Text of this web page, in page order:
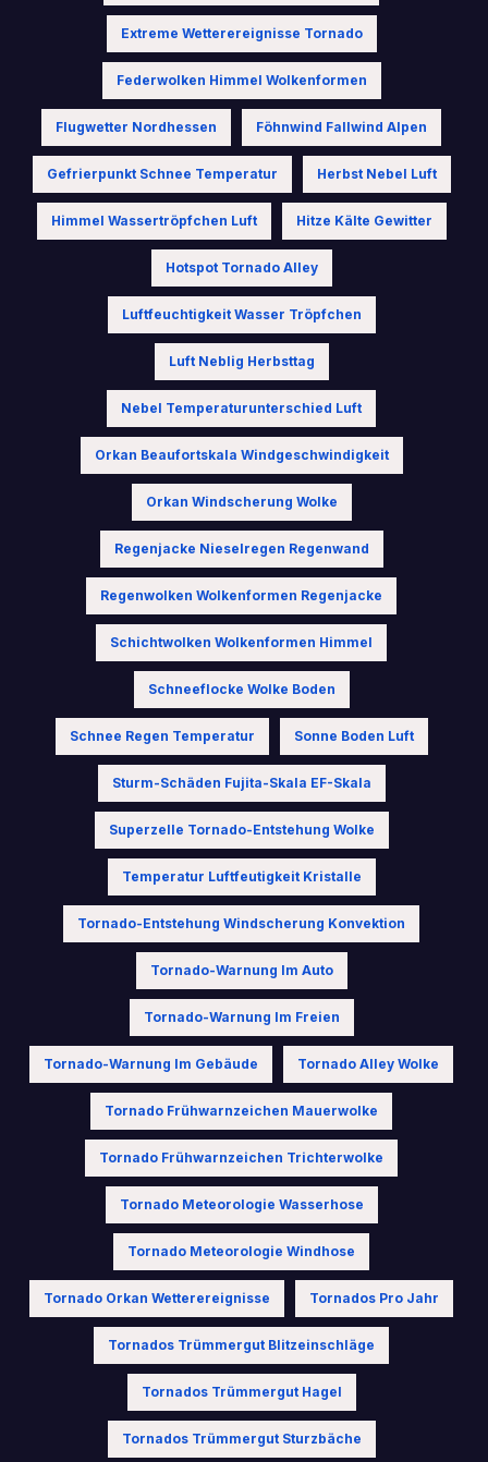
Extreme Wetterereignisse Tornado
Federwolken Himmel Wolkenformen
Flugwetter Nordhessen Föhnwind Fallwind Alpen
Gefrierpunkt Schnee Temperatur Herbst Nebel Luft
Himmel Wassertröpfchen Luft Hitze Kälte Gewitter
Hotspot Tornado Alley
Luftfeuchtigkeit Wasser Tröpfchen
Luft Neblig Herbsttag
Nebel Temperaturunterschied Luft
Orkan Beaufortskala Windgeschwindigkeit
Orkan Windscherung Wolke
Regenjacke Nieselregen Regenwand
Regenwolken Wolkenformen Regenjacke
Schichtwolken Wolkenformen Himmel
Schneeflocke Wolke Boden
Schnee Regen Temperatur Sonne Boden Luft
Sturm-Schäden Fujita-Skala EF-Skala
Superzelle Tornado-Entstehung Wolke
Temperatur Luftfeutigkeit Kristalle
Tornado-Entstehung Windscherung Konvektion
Tornado-Warnung Im Auto
Tornado-Warnung Im Freien
Tornado-Warnung Im Gebäude Tornado Alley Wolke
Tornado Frühwarnzeichen Mauerwolke
Tornado Frühwarnzeichen Trichterwolke
Tornado Meteorologie Wasserhose
Tornado Meteorologie Windhose
Tornado Orkan Wetterereignisse Tornados Pro Jahr
Tornados Trümmergut Blitzeinschläge
Tornados Trümmergut Hagel
Tornados Trümmergut Sturzbäche